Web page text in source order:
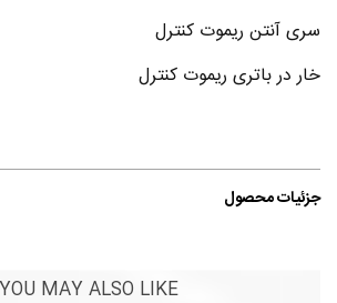
سری آنتن ریموت کنترل
خار در باتری ریموت کنترل
جزئیات محصول
YOU MAY ALSO LIKE